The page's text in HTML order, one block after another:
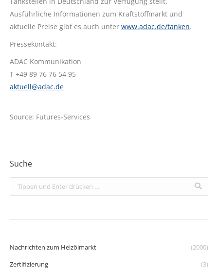
Ausführliche Informationen zum Kraftstoffmarkt und
aktuelle Preise gibt es auch unter www.adac.de/tanken.
Pressekontakt:
ADAC Kommunikation
T +49 89 76 76 54 95
aktuell@adac.de
Source: Futures-Services
Suche
Search:
Nachrichten zum Heizölmarkt
(2000)
Zertifizierung
(3)